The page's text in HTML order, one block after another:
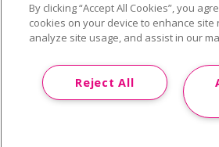
©2020 Grupo CTAIMA Todos los
By clicking “Accept All Cookies”, you
cookies on your device to enhance site
analyze site usage, and assist in our
Reject All